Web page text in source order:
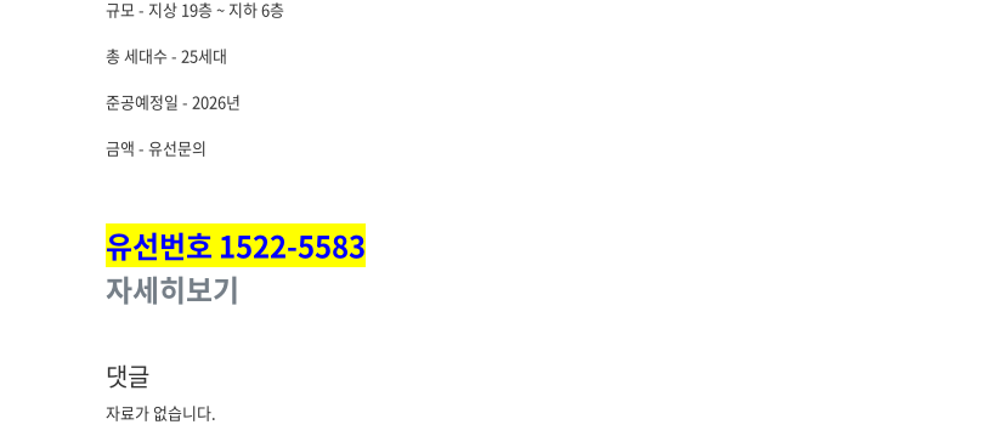
규모 - 지상 19층 ~ 지하 6층
총 세대수 - 25세대
준공예정일 - 2026년
금액 - 유선문의
유선번호 1522-5583
자세히보기
댓글
자료가 없습니다.